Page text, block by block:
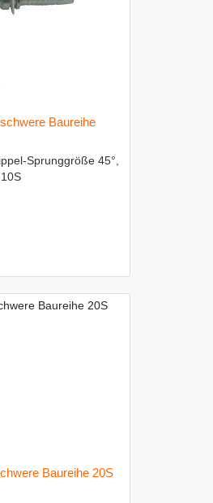
Baureihe
Sprunggröße 45°,
Baureihe 20S